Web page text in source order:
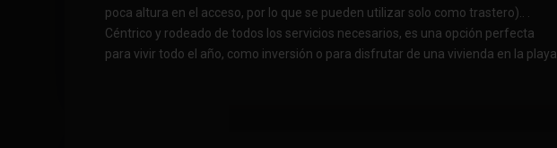
poca altura en el acceso, por lo que se pueden utilizar solo como trastero).. .
Céntrico y rodeado de todos los servicios necesarios, es una opción perfecta
para vivir todo el año, como inversión o para disfrutar de una vivienda en la playa.